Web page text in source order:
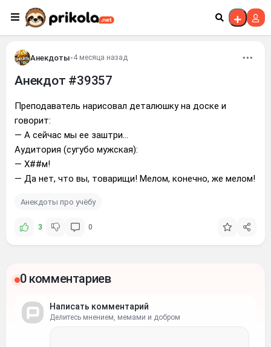
Перейти к контенту
Анекдоты•4 месяца назад
Анекдот #39357
Преподаватель нарисовал деталюшку на доске и
говорит:
— А сейчас мы ее заштри...
Аудитория (сугубо мужская):
— Х##м!
— Да нет, что вы, товарищи! Мелом, конечно, же мелом!
Анекдоты про учёбу
3 0
0 комментариев
Написать комментарий
Делитесь мнением, мемами и добром